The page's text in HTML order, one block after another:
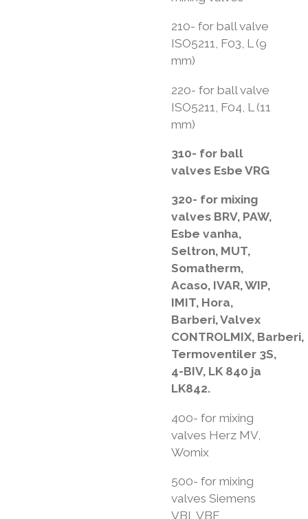
210- for ball valve
ISO5211, F03, L (9
mm)
220- for ball valve
ISO5211, F04, L (11
mm)
310- for ball
valves Esbe VRG
320- for mixing
valves BRV, PAW,
Esbe vanha,
Seltron, MUT,
Somatherm,
Acaso, IVAR, WIP,
IMIT, Hora,
Barberi, Valvex
CONTROLMIX, Barberi,
Termoventiler 3S,
4-BIV, LK 840 ja
LK842.
400- for mixing
valves Herz MV,
Womix
500- for mixing
valves Siemens
VBI, VBF